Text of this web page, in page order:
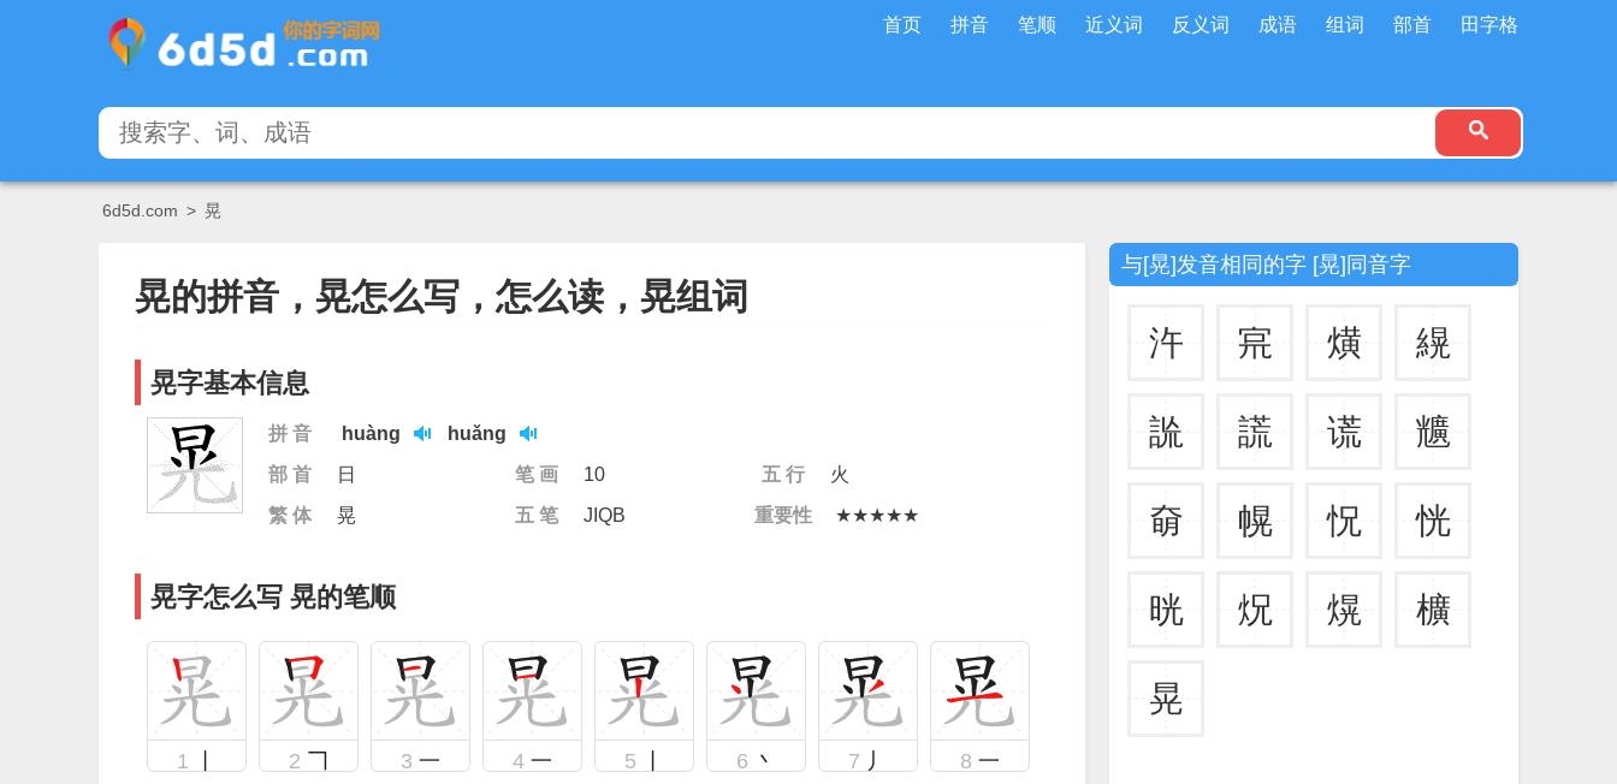
首页 拼音 笔顺 近义词 反义词 成语 组词 部首 田字格
6d5d.com > 晃
晃的拼音，晃怎么写，怎么读，晃组词
晃字基本信息
拼 音 huàng
huǎng
部 首
日 笔 画 10 五 行
火
繁 体
晃 五 笔 JIQB 重要性 ★★★★★
晃字怎么写 晃的笔顺
1 2 𠃍 3 一 4 一 5 6 丶 7 丿 8 一
与[晃]发音相同的字 [晃]同音字
汻 宺 熿 縨
詤 謊 谎 兤
奛 幌 怳 恍
晄 炾 熀 櫎
晃